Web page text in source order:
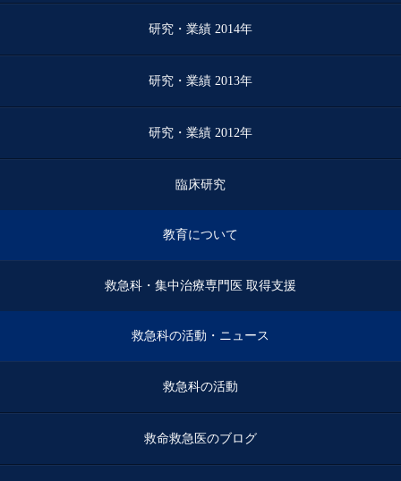
研究・業績 2014年
研究・業績 2013年
研究・業績 2012年
臨床研究
教育について
救急科・集中治療専門医 取得支援
救急科の活動・ニュース
救急科の活動
救命救急医のブログ